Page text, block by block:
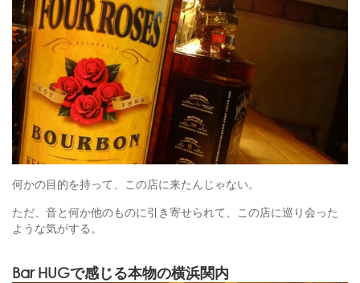
何かの目的を持って、この店に来たんじゃない。
ただ、音と何か他のものに引き寄せられて、この店に巡り会った
ような気がする。
Bar HUGで感じる本物の横浜関内